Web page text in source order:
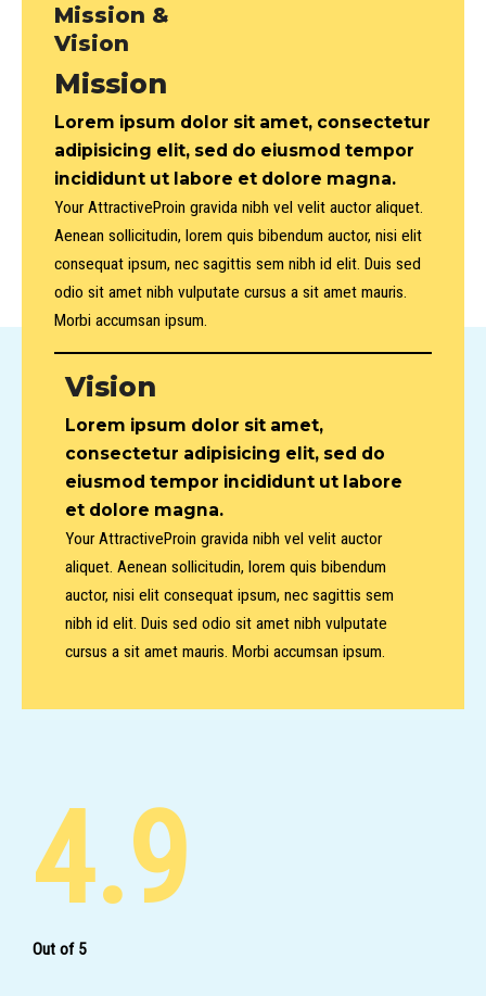
Mission &
Vision
Mission
Lorem ipsum dolor sit amet, consectetur
adipisicing elit, sed do eiusmod tempor
incididunt ut labore et dolore magna.
Your AttractiveProin gravida nibh vel velit auctor aliquet.
Aenean sollicitudin, lorem quis bibendum auctor, nisi elit
consequat ipsum, nec sagittis sem nibh id elit. Duis sed
odio sit amet nibh vulputate cursus a sit amet mauris.
Morbi accumsan ipsum.
Vision
Lorem ipsum dolor sit amet,
consectetur adipisicing elit, sed do
eiusmod tempor incididunt ut labore
et dolore magna.
Your AttractiveProin gravida nibh vel velit auctor
aliquet. Aenean sollicitudin, lorem quis bibendum
auctor, nisi elit consequat ipsum, nec sagittis sem
nibh id elit. Duis sed odio sit amet nibh vulputate
cursus a sit amet mauris. Morbi accumsan ipsum.
4.9
Out of 5